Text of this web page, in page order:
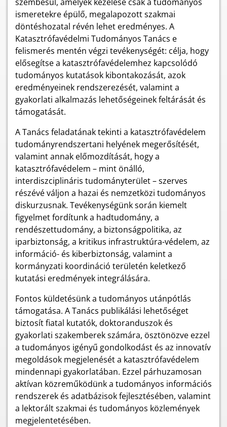
ismeretekre épülő, megalapozott szakmai
döntéshozatal révén lehet eredményes. A
Katasztrófavédelmi Tudományos Tanács e
felismerés mentén végzi tevékenységét: célja, hogy
elősegítse a katasztrófavédelemhez kapcsolódó
tudományos kutatások kibontakozását, azok
eredményeinek rendszerezését, valamint a
gyakorlati alkalmazás lehetőségeinek feltárását és
támogatását.
A Tanács feladatának tekinti a katasztrófavédelem
tudományrendszertani helyének megerősítését,
valamint annak előmozdítását, hogy a
katasztrófavédelem – mint önálló,
interdiszciplináris tudományterület – szerves
részévé váljon a hazai és nemzetközi tudományos
diskurzusnak. Tevékenységünk során kiemelt
figyelmet fordítunk a hadtudomány, a
rendészettudomány, a biztonságpolitika, az
iparbiztonság, a kritikus infrastruktúra-védelem, az
információ- és kiberbiztonság, valamint a
kormányzati koordináció területén keletkező
kutatási eredmények integrálására.
Fontos küldetésünk a tudományos utánpótlás
támogatása. A Tanács publikálási lehetőséget
biztosít fiatal kutatók, doktoranduszok és
gyakorlati szakemberek számára, ösztönözve ezzel
a tudományos igényű gondolkodást és az innovatív
megoldások megjelenését a katasztrófavédelem
mindennapi gyakorlatában. Ezzel párhuzamosan
aktívan közreműködünk a tudományos információs
rendszerek és adatbázisok fejlesztésében, valamint
a lektorált szakmai és tudományos közlemények
megjelentetésében.